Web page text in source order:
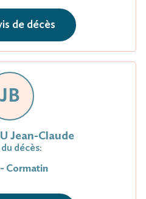
de décès
JB
Jean-Claude
décès:
- Cormatin